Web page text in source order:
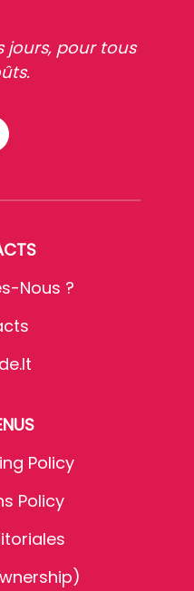
jours, pour tous
Nous ?
Policy
Policy